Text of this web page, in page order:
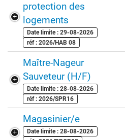
protection des
logements
Date limite : 29-08-2026
réf : 2026/HAB 08
Maître-Nageur
Sauveteur (H/F)
Date limite : 28-08-2026
réf : 2026/SPR16
Magasinier/e
Date limite : 28-08-2026